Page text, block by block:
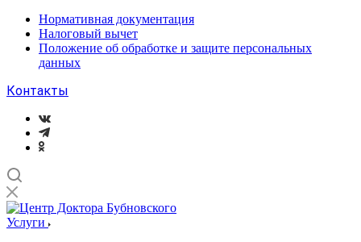
Нормативная документация
Налоговый вычет
Положение об обработке и защите персональных
данных
Контакты
Услуги